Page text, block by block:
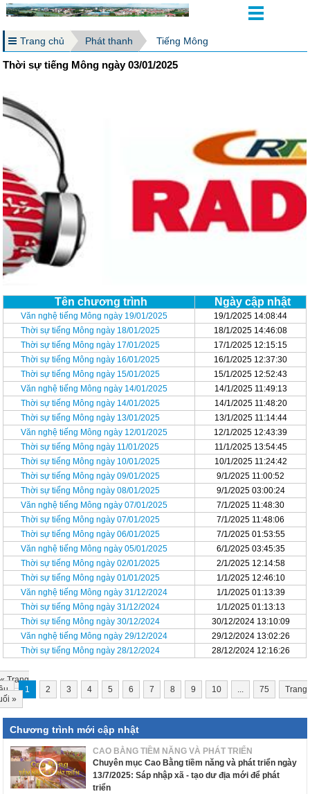
Trang chủ Phát thanh Tiếng Mông
Thời sự tiếng Mông ngày 03/01/2025
Tên chương trình Ngày cập nhật
Văn nghệ tiếng Mông ngày 19/01/2025
19/1/2025 14:08:44
Thời sự tiếng Mông ngày 18/01/2025
18/1/2025 14:46:08
Thời sự tiếng Mông ngày 17/01/2025
17/1/2025 12:15:15
Thời sự tiếng Mông ngày 16/01/2025
16/1/2025 12:37:30
Thời sự tiếng Mông ngày 15/01/2025
15/1/2025 12:52:43
Văn nghệ tiếng Mông ngày 14/01/2025
14/1/2025 11:49:13
Thời sự tiếng Mông ngày 14/01/2025
14/1/2025 11:48:20
Thời sự tiếng Mông ngày 13/01/2025
13/1/2025 11:14:44
Văn nghệ tiếng Mông ngày 12/01/2025
12/1/2025 12:43:39
Thời sự tiếng Mông ngày 11/01/2025
11/1/2025 13:54:45
Thời sự tiếng Mông ngày 10/01/2025
10/1/2025 11:24:42
Thời sự tiếng Mông ngày 09/01/2025
9/1/2025 11:00:52
Thời sự tiếng Mông ngày 08/01/2025
9/1/2025 03:00:24
Văn nghệ tiếng Mông ngày 07/01/2025
7/1/2025 11:48:30
Thời sự tiếng Mông ngày 07/01/2025
7/1/2025 11:48:06
Thời sự tiếng Mông ngày 06/01/2025
7/1/2025 01:53:55
Văn nghệ tiếng Mông ngày 05/01/2025
6/1/2025 03:45:35
Thời sự tiếng Mông ngày 02/01/2025
2/1/2025 12:14:58
Thời sự tiếng Mông ngày 01/01/2025
1/1/2025 12:46:10
Văn nghệ tiếng Mông ngày 31/12/2024
1/1/2025 01:13:39
Thời sự tiếng Mông ngày 31/12/2024
1/1/2025 01:13:13
Thời sự tiếng Mông ngày 30/12/2024
30/12/2024 13:10:09
Văn nghệ tiếng Mông ngày 29/12/2024
29/12/2024 13:02:26
Thời sự tiếng Mông ngày 28/12/2024
28/12/2024 12:16:26
«Trang
1 2 3 4 5 6 7 8 9 10 ... 75
Trang
»
Chương trình mới cập nhật
CAO BẰNG TIỀM NĂNG VÀ PHÁT TRIỂN
Chuyên mục Cao Bằng tiềm năng và phát triển ngày
13/7/2025: Sáp nhập xã - tạo dư địa mới để phát
triển